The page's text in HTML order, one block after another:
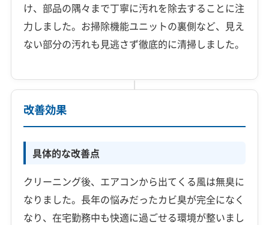
け、部品の隅々まで丁寧に汚れを除去することに注
力しました。お掃除機能ユニットの裏側など、見え
ない部分の汚れも見逃さず徹底的に清掃しました。
改善効果
具体的な改善点
クリーニング後、エアコンから出てくる風は無臭に
なりました。長年の悩みだったカビ臭が完全になく
なり、在宅勤務中も快適に過ごせる環境が整いまし